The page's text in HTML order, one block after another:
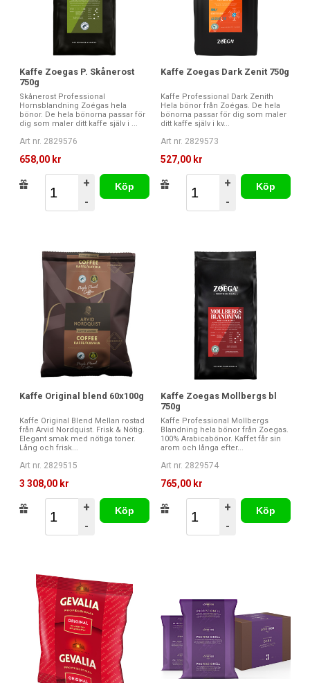
Kaffe Zoegas P. Skånerost
750g
Skånerost Professional
Hornsblandning Zoégas hela
bönor. De hela bönorna passar för
dig som maler ditt kaffe själv i ...
Art nr. 2829576
658,00 kr
+
-
Köp
Kaffe Zoegas Dark Zenit 750g
Kaffe Professional Dark Zenith
Hela bönor från Zoégas. De hela
bönorna passar för dig som maler
ditt kaffe själv i kv...
Art nr. 2829573
527,00 kr
+
-
Köp
Kaffe Original blend 60x100g
Kaffe Original Blend Mellan rostad
från Arvid Nordquist. Frisk & Nötig.
Elegant smak med nötiga toner.
Lång och frisk...
Art nr. 2829515
3 308,00 kr
+
-
Köp
Kaffe Zoegas Mollbergs bl
750g
Kaffe Professional Mollbergs
Blandning hela bönor från Zoegas.
100% Arabicabönor. Kaffet får sin
arom och långa efter...
Art nr. 2829574
765,00 kr
+
-
Köp